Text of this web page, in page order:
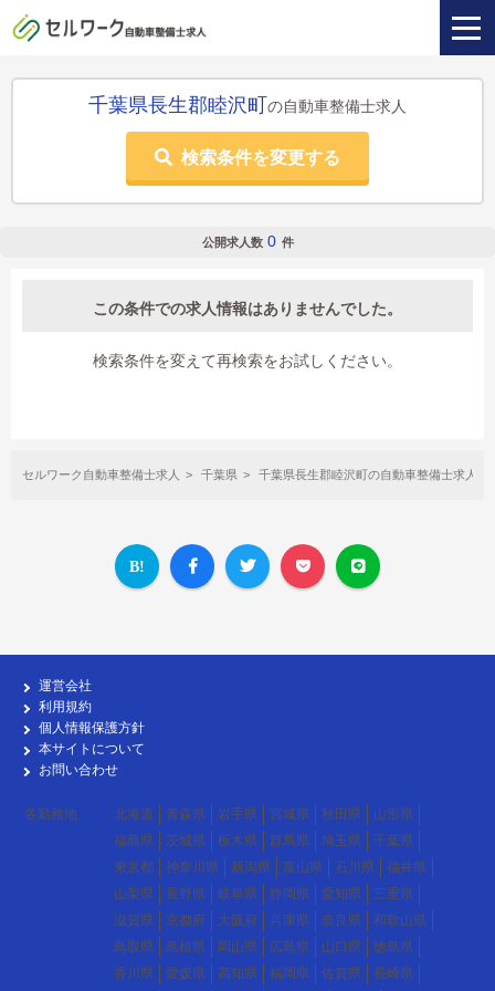
千葉県長生郡睦沢町 の自動車整備士求人
検索条件を変更する
公開求人数 0 件
この条件での求人情報はありませんでした。
検索条件を変えて再検索をお試しください。
セルワーク自動車整備士求人 千葉県 千葉県長生郡睦沢町の自動車整備士求人
運営会社
利用規約
個人情報保護方針
本サイトについて
お問い合わせ
各勤務地 北海道 青森県 岩手県 宮城県 秋田県
山形県
福島県
茨城県 栃木県 群馬県 埼玉県
千葉県
東京都
神奈川県 新潟県 富山県 石川県
福井県
山梨県
長野県 岐阜県 静岡県 愛知県
三重県
滋賀県
京都府 大阪府 兵庫県 奈良県
和歌山県
鳥取県
島根県 岡山県 広島県 山口県
徳島県
香川県
愛媛県 高知県 福岡県 佐賀県 長崎県